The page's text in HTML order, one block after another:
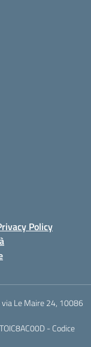
Policy
Le Maire 24, 10086
- Codice